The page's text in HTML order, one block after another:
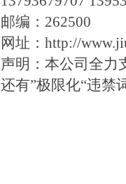
邮编：262500
网址：http://
声明：本公司全力
还有”极限化“违禁